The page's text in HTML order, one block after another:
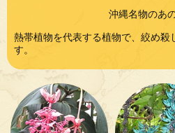
沖縄名物のあ
熱帯植物を代表する植物で、絞め殺
す。